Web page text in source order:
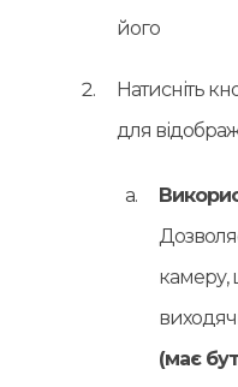
його
Натисніть
для
камеру,
(має